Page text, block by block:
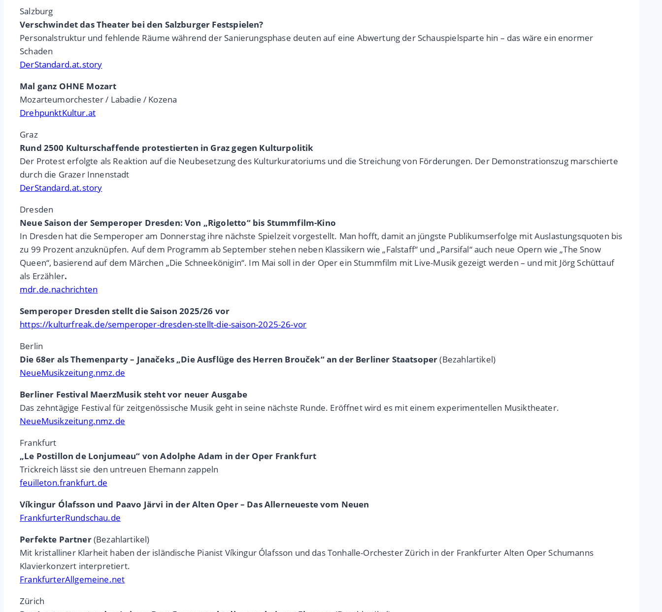
Salzburg
Verschwindet das Theater bei den Salzburger Festspielen?
Personalstruktur und fehlende Räume während der Sanierungsphase deuten auf eine Abwertung der Schauspielsparte hin – das wäre ein enormer
Schaden
DerStandard.at.story
Mal ganz OHNE Mozart
Mozarteumorchester / Labadie / Kozena
DrehpunktKultur.at
Graz
Rund 2500 Kulturschaffende protestierten in Graz gegen Kulturpolitik
Der Protest erfolgte als Reaktion auf die Neubesetzung des Kulturkuratoriums und die Streichung von Förderungen. Der Demonstrationszug marschierte
durch die Grazer Innenstadt
DerStandard.at.story
Dresden
Neue Saison der Semperoper Dresden: Von „Rigoletto“ bis Stummfilm-Kino
In Dresden hat die Semperoper am Donnerstag ihre nächste Spielzeit vorgestellt. Man hofft, damit an jüngste Publikumserfolge mit Auslastungsquoten bis
zu 99 Prozent anzuknüpfen. Auf dem Programm ab September stehen neben Klassikern wie „Falstaff“ und „Parsifal“ auch neue Opern wie „The Snow
Queen“, basierend auf dem Märchen „Die Schneekönigin“. Im Mai soll in der Oper ein Stummfilm mit Live-Musik gezeigt werden – und mit Jörg Schüttauf
als Erzähler.
mdr.de.nachrichten
Semperoper Dresden stellt die Saison 2025/26 vor
https://kulturfreak.de/semperoper-dresden-stellt-die-saison-2025-26-vor
Berlin
Die 68er als Themenparty – Janačeks „Die Ausflüge des Herren Brouček“ an der Berliner Staatsoper(Bezahlartikel)
NeueMusikzeitung.nmz.de
Berliner Festival MaerzMusik steht vor neuer Ausgabe
Das zehntägige Festival für zeitgenössische Musik geht in seine nächste Runde. Eröffnet wird es mit einem experimentellen Musiktheater.
NeueMusikzeitung.nmz.de
Frankfurt
„Le Postillon de Lonjumeau“ von Adolphe Adam in der Oper Frankfurt
Trickreich lässt sie den untreuen Ehemann zappeln
feuilleton.frankfurt.de
Víkingur Ólafsson und Paavo Järvi in der Alten Oper – Das Allerneueste vom Neuen
FrankfurterRundschau.de
Perfekte Partner(Bezahlartikel)
Mit kristalliner Klarheit haben der isländische Pianist Víkingur Ólafsson und das Tonhalle-Orchester Zürich in der Frankfurter Alten Oper Schumanns
Klavierkonzert interpretiert.
FrankfurterAllgemeine.net
Zürich